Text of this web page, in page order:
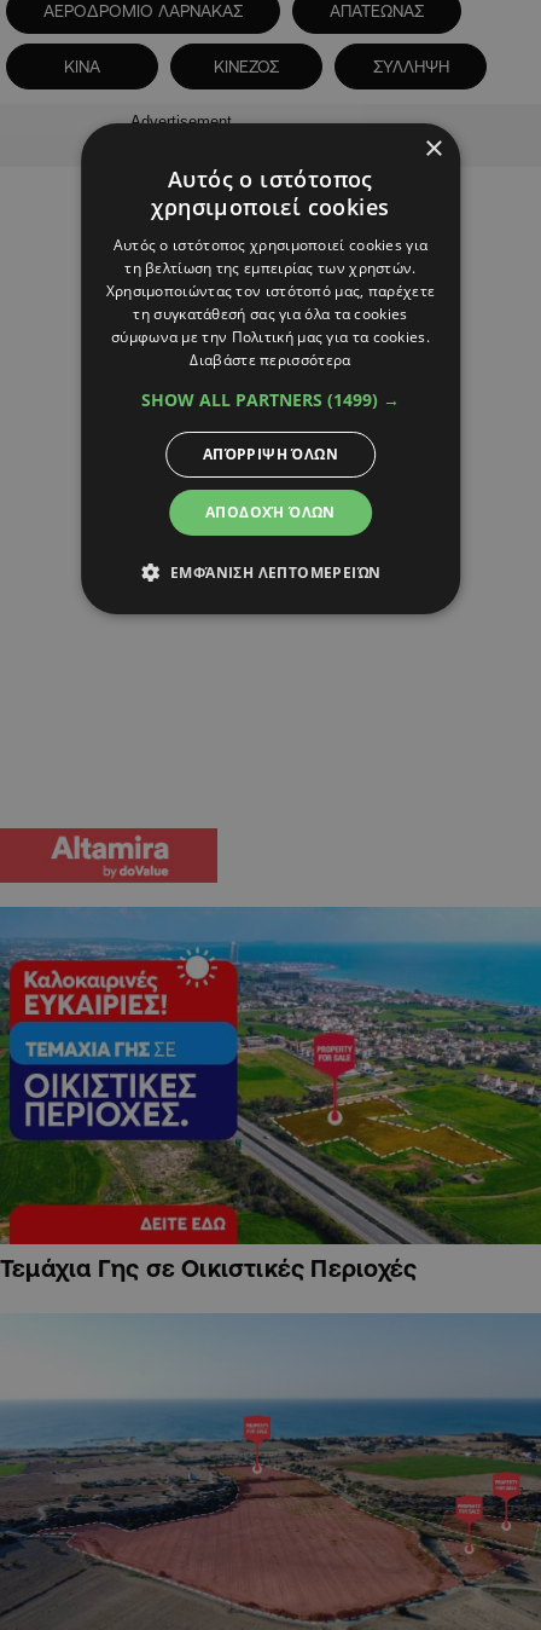
ΑΕΡΟΔΡΟΜΙΟ ΛΑΡΝΑΚΑΣ ΑΠΑΤΕΩΝΑΣ
ΚΙΝΑ ΚΙΝΕΖΟΣ ΣΥΛΛΗΨΗ
Advertisement
Τεμάχια Γης σε Οικιστικές Περιοχές
×
Αυτός ο ιστότοπος
χρησιμοποιεί cookies
Αυτός ο ιστότοπος χρησιμοποιεί cookies για
τη βελτίωση της εμπειρίας των χρηστών.
Χρησιμοποιώντας τον ιστότοπό μας, παρέχετε
τη συγκατάθεσή σας για όλα τα cookies
σύμφωνα με την Πολιτική μας για τα cookies.
Διαβάστε περισσότερα
SHOW ALL PARTNERS (1499) →
ΑΠΟΔΟΧΉ ΌΛΩΝ
ΑΠΌΡΡΙΨΗ ΌΛΩΝ
ΕΜΦΆΝΙΣΗ ΛΕΠΤΟΜΕΡΕΙΏΝ